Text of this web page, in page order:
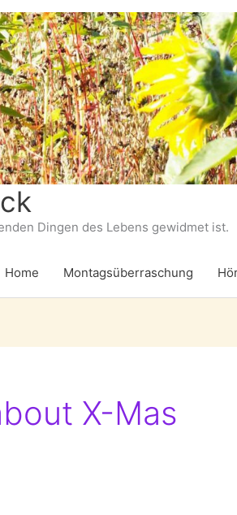
Dingen des Lebens gewidmet ist.
Home Montagsüberraschung
X-Mas